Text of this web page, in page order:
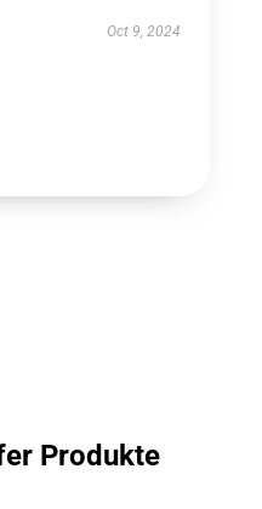
Oct 9, 2024
Produkte